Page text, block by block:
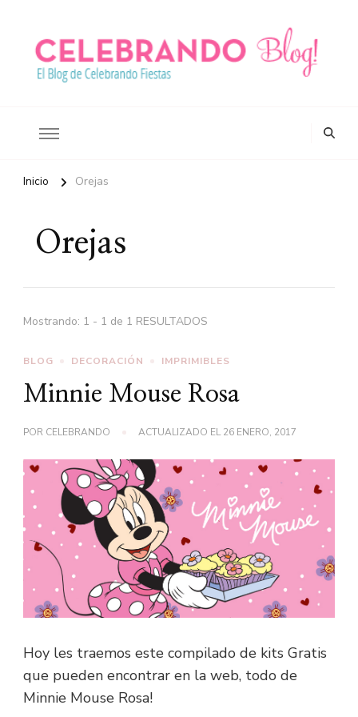
Inicio Orejas
Orejas
Mostrando: 1 - 1 de 1 RESULTADOS
BLOG DECORACIÓN IMPRIMIBLES
Minnie Mouse Rosa
POR CELEBRANDO ACTUALIZADO EL26 ENERO, 2017
Hoy les traemos este compilado de kits Gratis
que pueden encontrar en la web, todo de
Minnie Mouse Rosa!